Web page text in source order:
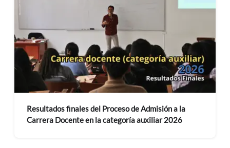
Resultados finales del Proceso de Admisión a la
Carrera Docente en la categoría auxiliar 2026